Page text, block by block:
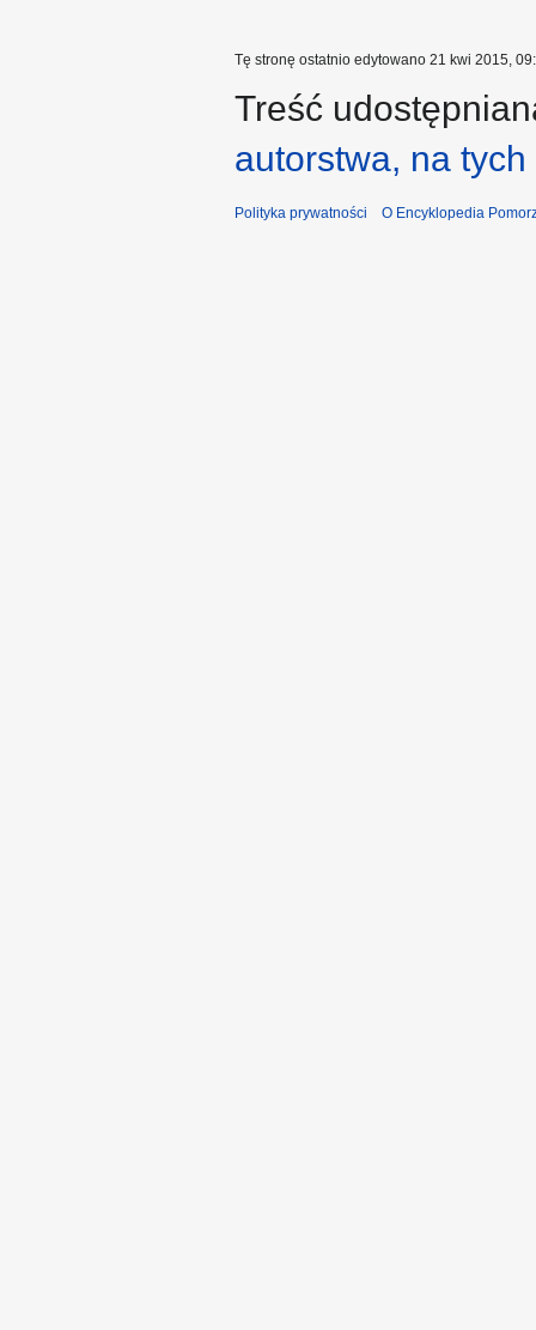
Tę stronę ostatnio edytowano 21 kwi 2015,
Treść
autorstwa, na
Polityka prywatności O Encyklopedia